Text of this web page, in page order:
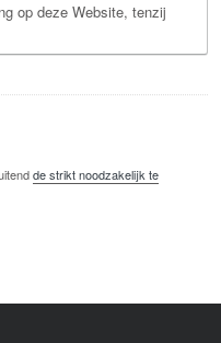
op deze Website, tenzij
de strikt noodzakelijk te